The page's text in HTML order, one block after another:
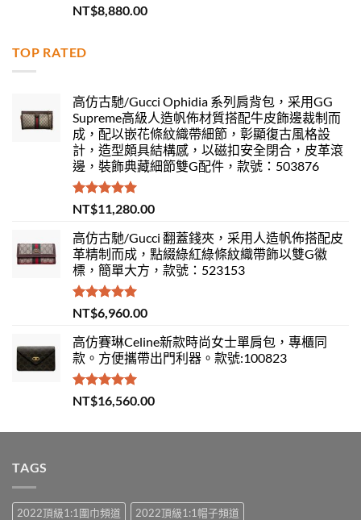
評分 5.00
滿分 5
NT$8,880.00
TOP RATED
高仿古馳/Gucci Ophidia 系列肩背包，采用GG
Supreme高級人造帆佈材質搭配牛皮飾邊裁制而
成，配以嵌花條紋織帶細節，彰顯復古風格設
計，造型頗具結構感，以磁扣安全閉合，皮革滾
邊，裝飾典藏細節雙G配件，款號：503876
評分5.00
滿分 5
NT$11,280.00
高仿古馳/Gucci 翻蓋錢夾，采用人造帆佈搭配皮
革精制而成，點綴綠紅綠條紋織帶飾以雙G徽
標，簡單大方，款號：523153
評分 5.00
滿分 5
NT$6,960.00
高仿賽琳Celine新款時尚女士單肩包，專櫃同
款。方便攜帶出門利器。款號:100823
評分5.00
滿分 5
NT$16,560.00
TAGS
2022頂級1:1圍巾頻道
2022頂級1:1帽子頻道